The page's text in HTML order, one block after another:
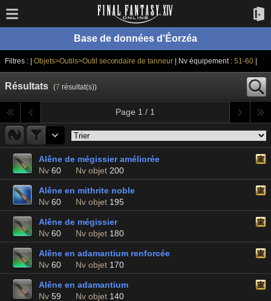
Base de données d'Éorzéa
Filtres : | Objets>Outils>Outil secondaire de tanneur | Nv équipement : 51-60|
Résultats (7 résultat(s))
Page 1 / 1
Alêne de mégissier améliorée
Nv 60 Nv objet 200
Alêne en mithrite noble
Nv 60 Nv objet 195
Alêne de mégissier
Nv 60 Nv objet 180
Alêne en adamantium renforcée
Nv 60 Nv objet 170
Alêne en adamantium
Nv 59 Nv objet 140